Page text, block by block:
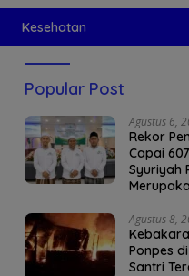
Kesehatan
Popular Post
Agustus 6,
Rekor
Capai
Syuriyah
Agustus 8,
Ponpes
Santri